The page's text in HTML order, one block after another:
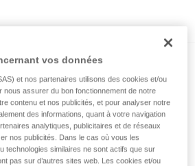
lors d’une descente à skis
vos données
et nos partenaires utilisons des cookies et/ou
nous assurer du bon fonctionnement de notre
contenu et nos publicités, et pour analyser notre
des informations, quant à votre navigation
analytiques, publicitaires et de réseaux
nos publicités. Dans le cas où vous les
technologies similaires ne sont actifs que sur
pas sur d’autres sites web. Les cookies et/ou